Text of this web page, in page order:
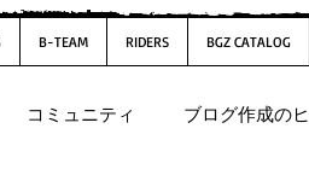
B-TEAM RIDERS BGZ CATALOG
コミュニティ ブログ作成の